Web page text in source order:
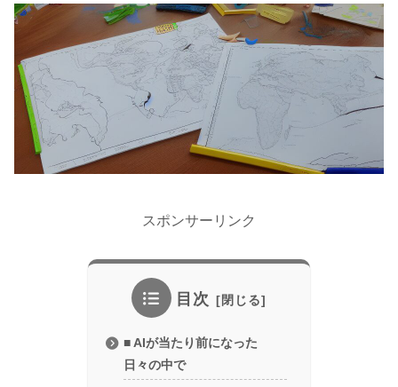
スポンサーリンク
目次
■ AIが当たり前になった
日々の中で